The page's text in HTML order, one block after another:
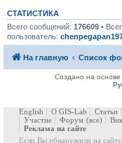
СТАТИСТИКА
Всего сообщений: 176609 •
пользователь:
На главную Список
Создано на основе
English О GIS-Lab Статьи
Участие
Форум (все)
Реклама на сайте
Если Вы обнаружили на